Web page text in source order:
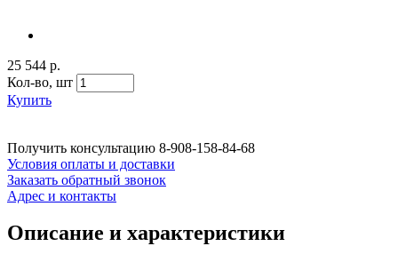
25 544 р.
Кол-во, шт
Купить
Получить консультацию 8-908-158-84-68
Условия оплаты и доставки
Заказать обратный звонок
Адрес и контакты
Описание и характеристики